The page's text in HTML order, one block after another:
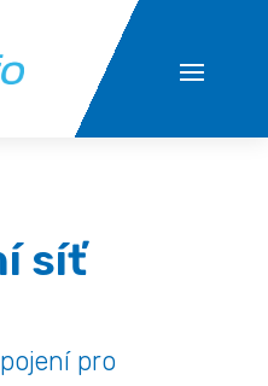
síť
pro